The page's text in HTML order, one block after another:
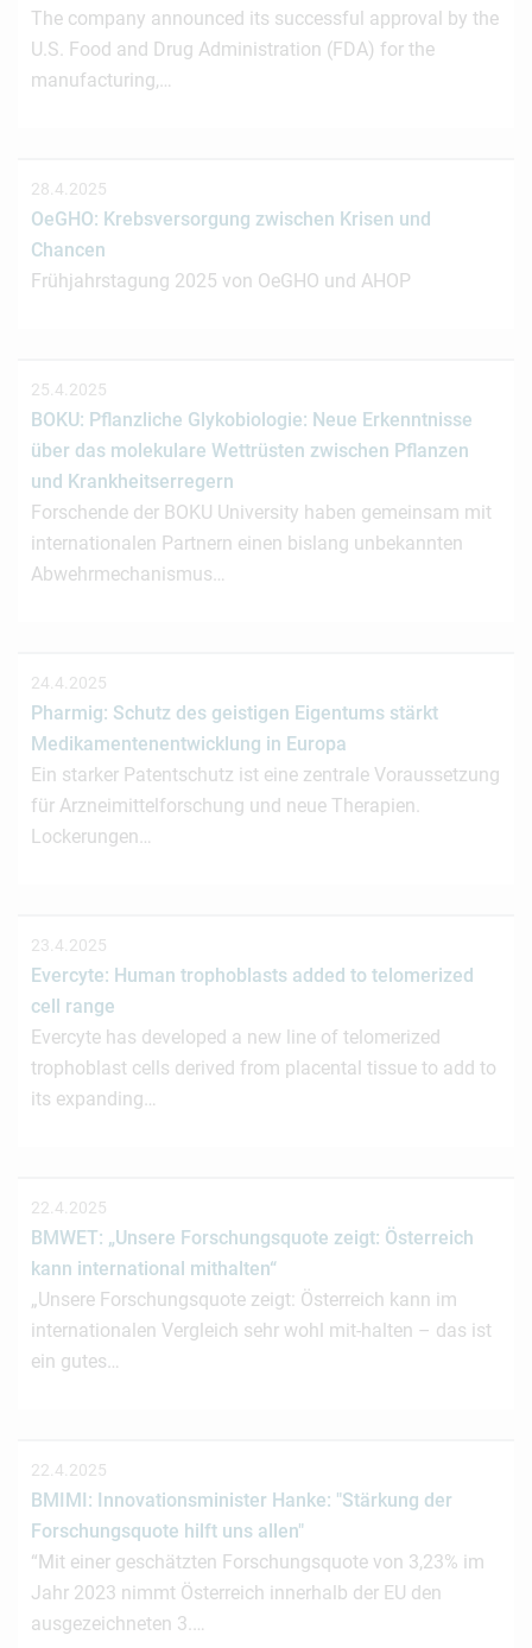
The company announced its successful approval by the
U.S. Food and Drug Administration (FDA) for the
manufacturing,…
28.4.2025
OeGHO: Krebsversorgung zwischen Krisen und
Chancen
Frühjahrstagung 2025 von OeGHO und AHOP
25.4.2025
BOKU: Pflanzliche Glykobiologie: Neue Erkenntnisse
über das molekulare Wettrüsten zwischen Pflanzen
und Krankheitserregern
Forschende der BOKU University haben gemeinsam mit
internationalen Partnern einen bislang unbekannten
Abwehrmechanismus…
24.4.2025
Pharmig: Schutz des geistigen Eigentums stärkt
Medikamentenentwicklung in Europa
Ein starker Patentschutz ist eine zentrale Voraussetzung
für Arzneimittelforschung und neue Therapien.
Lockerungen…
23.4.2025
Evercyte: Human trophoblasts added to telomerized
cell range
Evercyte has developed a new line of telomerized
trophoblast cells derived from placental tissue to add to
its expanding…
22.4.2025
BMWET: „Unsere Forschungsquote zeigt: Österreich
kann international mithalten“
„Unsere Forschungsquote zeigt: Österreich kann im
internationalen Vergleich sehr wohl mit-halten – das ist
ein gutes…
22.4.2025
BMIMI: Innovationsminister Hanke: "Stärkung der
Forschungsquote hilft uns allen"
“Mit einer geschätzten Forschungsquote von 3,23% im
Jahr 2023 nimmt Österreich innerhalb der EU den
ausgezeichneten 3.…